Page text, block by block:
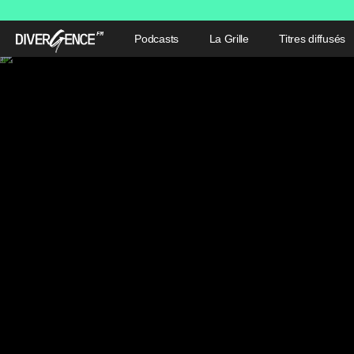
Podcasts La Grille Titres diffusés